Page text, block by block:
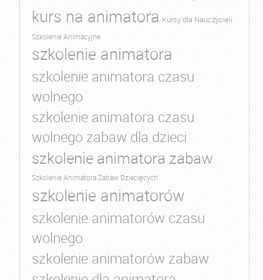
kurs na animatora Kursy dla Nauczycieli
Szkolenie Animacyjne
szkolenie animatora
szkolenie animatora czasu
wolnego
szkolenie animatora czasu
wolnego zabaw dla dzieci
szkolenie animatora zabaw
Szkolenie Animatora Zabaw Dziecięcych
szkolenie animatorów
szkolenie animatorów czasu
wolnego
szkolenie animatorów zabaw